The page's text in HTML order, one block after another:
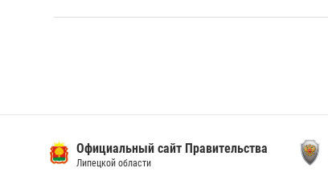
Официальный сайт Правительства
Липецкой области